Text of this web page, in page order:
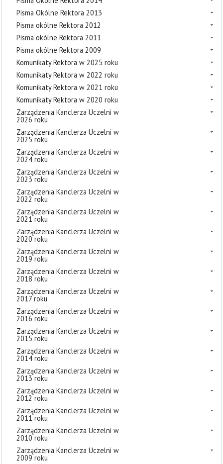
Pisma Okólne Rektora 2013
Pisma okólne Rektora 2012
Pisma okólne Rektora 2011
Pisma okólne Rektora 2009
Komunikaty Rektora w 2025 roku
Komunikaty Rektora w 2022 roku
Komunikaty Rektora w 2021 roku
Komunikaty Rektora w 2020 roku
Zarządzenia Kanclerza Uczelni w
2026 roku
Zarządzenia Kanclerza Uczelni w
2025 roku
Zarządzenia Kanclerza Uczelni w
2024 roku
Zarządzenia Kanclerza Uczelni w
2023 roku
Zarządzenia Kanclerza Uczelni w
2022 roku
Zarządzenia Kanclerza Uczelni w
2021 roku
Zarządzenia Kanclerza Uczelni w
2020 roku
Zarządzenia Kanclerza Uczelni w
2019 roku
Zarządzenia Kanclerza Uczelni w
2018 roku
Zarządzenia Kanclerza Uczelni w
2017 roku
Zarządzenia Kanclerza Uczelni w
2016 roku
Zarządzenia Kanclerza Uczelni w
2015 roku
Zarządzenia Kanclerza Uczelni w
2014 roku
Zarządzenia Kanclerza Uczelni w
2013 roku
Zarządzenia Kanclerza Uczelni w
2012 roku
Zarządzenia Kanclerza Uczelni w
2011 roku
Zarządzenia Kanclerza Uczelni w
2010 roku
Zarządzenia Kanclerza Uczelni w
2009 roku